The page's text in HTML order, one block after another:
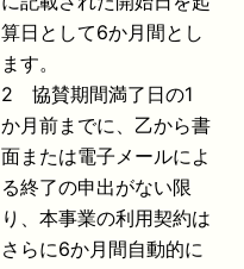
算日として6か月間とし
ます。
2 協賛期間満了日の1
か月前までに、乙から書
面または電子メールによ
る終了の申出がない限
り、本事業の利用契約は
さらに6か月間自動的に